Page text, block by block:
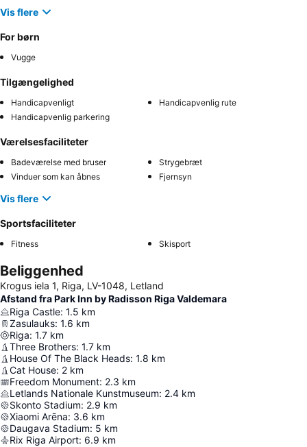
Vis flere
For børn
Vugge
Tilgængelighed
Handicapvenligt
Handicapvenlig rute
Handicapvenlig parkering
Værelsesfaciliteter
Badeværelse med bruser
Strygebræt
Vinduer som kan åbnes
Fjernsyn
Vis flere
Sportsfaciliteter
Fitness Skisport
Beliggenhed
Krogus iela 1, Riga, LV-1048, Letland
Afstand fra Park Inn by Radisson Riga Valdemara
Riga Castle: 1.5 km
Zasulauks: 1.6 km
Riga: 1.7 km
Three Brothers: 1.7 km
House Of The Black Heads: 1.8 km
Cat House: 2 km
Freedom Monument: 2.3 km
Letlands Nationale Kunstmuseum: 2.4 km
Skonto Stadium: 2.9 km
Xiaomi Arēna: 3.6 km
Daugava Stadium: 5 km
Rix Riga Airport: 6.9 km